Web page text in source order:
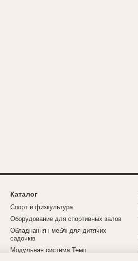
Каталог
Спорт и физкультура
Оборудование для спортивных залов
Обладнання і меблі для дитячих
садочків
Модульная система Темп